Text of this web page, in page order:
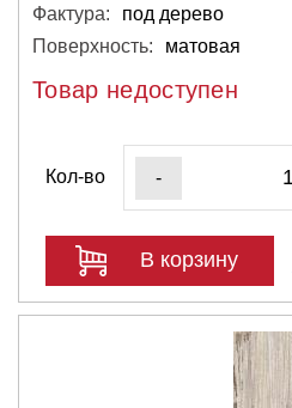
Фактура:
под дерево
Поверхность:
матовая
Товар недоступен
Кол-во -
В корзину